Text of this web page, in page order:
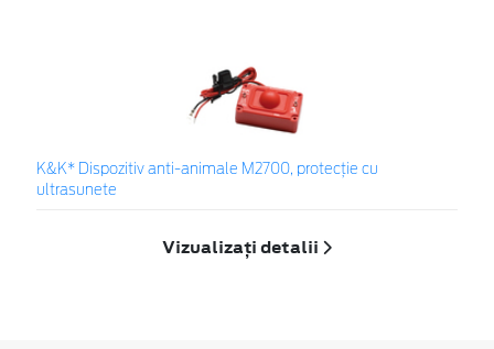
K&K* Dispozitiv anti-animale M2700, protecție cu
ultrasunete
Vizualizați detalii